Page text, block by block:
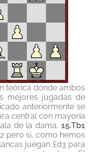
teórica donde ambos
mejores jugadas de
anteriormente se
central con mayoría
de la dama.15.Tb1
pero si, como hemos
juegan £d3 para